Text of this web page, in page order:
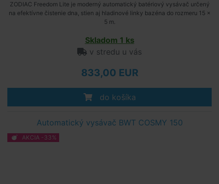
ZODIAC Freedom Lite je moderný automatický batériový vysávač určený
na efektívne čistenie dna, stien aj hladinové linky bazéna do rozmeru 15 ×
5 m.
Skladom 1 ks
v stredu u vás
833,00 EUR
do košíka
Automatický vysávač BWT COSMY 150
AKCIA -33%